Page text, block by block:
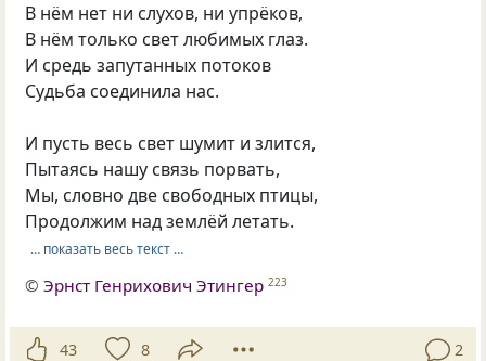
В нём нет ни слухов, ни упрёков,
В нём только свет любимых глаз.
И средь запутанных потоков
Судьба соединила нас.
И пусть весь свет шумит и злится,
Пытаясь нашу связь порвать,
Мы, словно две свободных птицы,
Продолжим над землёй летать.
… показать весь текст …
©Эрнст Генрихович Этингер 223
43 8 2